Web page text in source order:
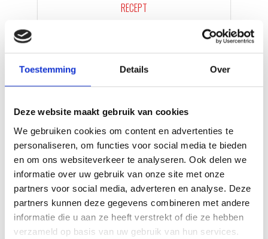
Toestemming Details Over
Deze website maakt gebruik van cookies
We gebruiken cookies om content en advertenties te
personaliseren, om functies voor social media te bieden
en om ons websiteverkeer te analyseren. Ook delen we
informatie over uw gebruik van onze site met onze
partners voor social media, adverteren en analyse. Deze
partners kunnen deze gegevens combineren met andere
informatie die u aan ze heeft verstrekt of die ze hebben
verzameld op basis van uw gebruik van hun services.
RECEPT
VITELLO TONNATO VAN DE
SEARWOOD
RECEPT